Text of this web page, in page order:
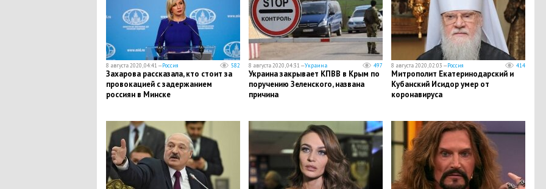
8 августа 2020, 04:41 —Россия 582
Захарова рассказала, кто стоит за
провокацией с задержанием
россиян в Минске
8 августа 2020, 04:31 —Украина 497
Украина закрывает КПВВ в Крым по
поручению Зеленского, названа
причина
8 августа 2020, 02:03 —Россия 414
Митрополит Екатеринодарский и
Кубанский Исидор умер от
коронавируса